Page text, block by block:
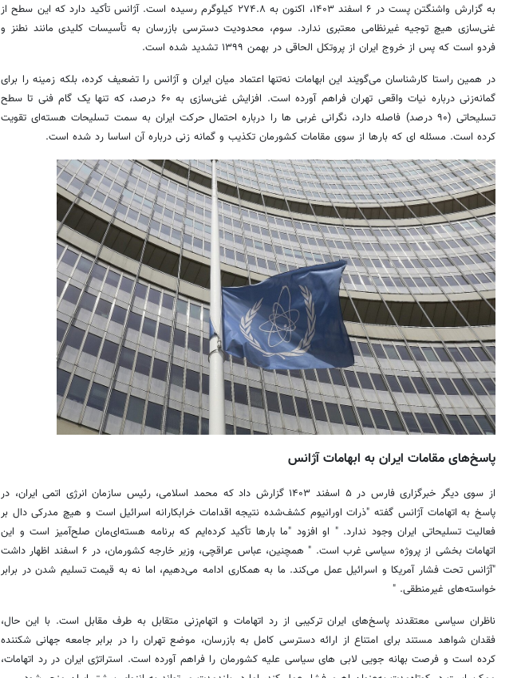
به گزارش واشنگتن پست در ۶ اسفند ۱۴۰۳، اکنون به ۲۷۴.۸ کیلوگرم رسیده است. آژانس تأکید دارد که این سطح از
غنی‌سازی هیچ توجیه غیرنظامی معتبری ندارد. سوم، محدودیت دسترسی بازرسان به تأسیسات کلیدی مانند نطنز و
فردو است که پس از خروج ایران از پروتکل الحاقی در بهمن ۱۳۹۹ تشدید شده است.
در همین راستا کارشناسان می‌گویند این ابهامات نه‌تنها اعتماد میان ایران و آژانس را تضعیف کرده، بلکه زمینه را برای
گمانه‌زنی درباره نیات واقعی تهران فراهم آورده است. افزایش غنی‌سازی به ۶۰ درصد، که تنها یک گام فنی تا سطح
تسلیحاتی (۹۰ درصد) فاصله دارد، نگرانی‌ غربی ها را درباره احتمال حرکت ایران به سمت تسلیحات هسته‌ای تقویت
کرده است. مسئله ای که بارها از سوی مقامات کشورمان تکذیب و گمانه زنی درباره آن اساسا رد شده است.
پاسخ‌های مقامات ایران به ابهامات آژانس
از سوی دیگر خبرگزاری فارس در ۵ اسفند ۱۴۰۳ گزارش داد که محمد اسلامی، رئیس سازمان انرژی اتمی ایران، در
پاسخ به اتهامات آژانس گفته "ذرات اورانیوم کشف‌شده نتیجه اقدامات خرابکارانه اسرائیل است و هیچ مدرکی دال بر
فعالیت تسلیحاتی ایران وجود ندارد. " او افزود "ما بارها تأکید کرده‌ایم که برنامه هسته‌ای‌مان صلح‌آمیز است و این
اتهامات بخشی از پروژه سیاسی غرب است. " همچنین، عباس عراقچی، وزیر خارجه کشورمان، در ۶ اسفند اظهار داشت
"آژانس تحت فشار آمریکا و اسرائیل عمل می‌کند. ما به همکاری ادامه می‌دهیم، اما نه به قیمت تسلیم شدن در برابر
خواسته‌های غیرمنطقی. "
ناظران سیاسی معتقدند پاسخ‌های ایران ترکیبی از رد اتهامات و اتهام‌زنی متقابل به طرف مقابل است. با این حال،
فقدان شواهد مستند برای امتناع از ارائه دسترسی کامل به بازرسان، موضع تهران را در برابر جامعه جهانی شکننده
کرده است و فرصت بهانه جویی لابی های سیاسی علیه کشورمان را فراهم آورده است. استراتژی ایران در رد اتهامات،